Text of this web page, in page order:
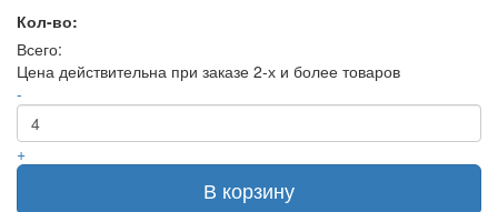
Кол-во:
Всего:
Цена действительна при заказе 2-х и более товаров
-
+
В корзину